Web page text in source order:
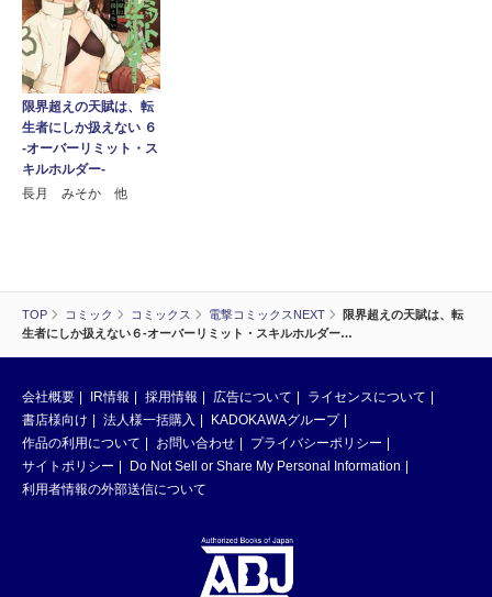
TOP コミック コミックス 電撃コミックスNEXT
限界超えの天賦は、転
生者にしか扱えない６‐オーバーリミット・スキルホルダー…
限界超えの天賦は、転
生者にしか扱えない ６
‐オーバーリミット・ス
キルホルダー‐
長月 みそか 他
会社概要 IR情報 採用情報 広告について
ライセンスについて
書店様向け
法人様一括購入
KADOKAWAグループ
作品の利用について
お問い合わせ
プライバシーポリシー
サイトポリシー
Do Not Sell or Share My Personal Information
利用者情報の外部送信について